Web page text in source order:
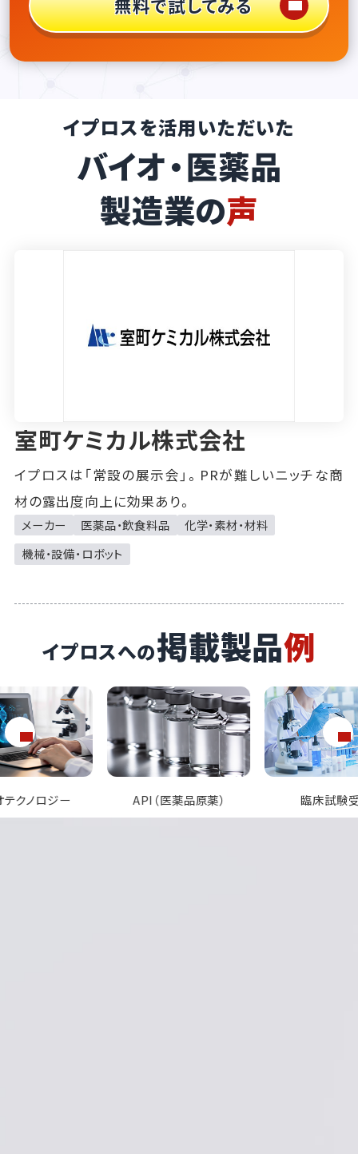
無料で試してみる
イプロスを活用いただいた
バイオ・医薬品
製造業の声
室町ケミカル株式会社
イプロスは「常設の展示会」。PRが難しいニッチな商
材の露出度向上に効果あり。
メーカー 医薬品・飲食料品
化学・素材・材料
機械・設備・ロボット
イプロスへの掲載製品例
薬品原薬） 臨床試験受託 医療用医